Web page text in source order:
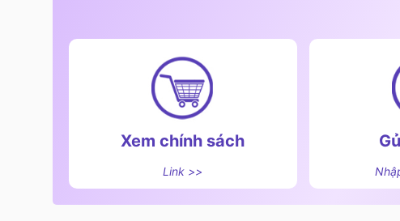
Xem chính sách
Link >>